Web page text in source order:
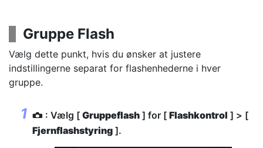
Gruppe Flash
Vælg dette punkt, hvis du ønsker at justere
indstillingerne separat for flashenhederne i hver
gruppe.
C : Vælg [ Gruppeflash ] for [ Flashkontrol ] > [
Fjernflashstyring ].